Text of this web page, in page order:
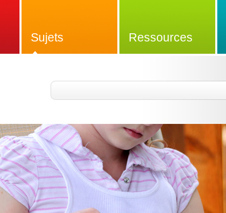
Sujets Ressources